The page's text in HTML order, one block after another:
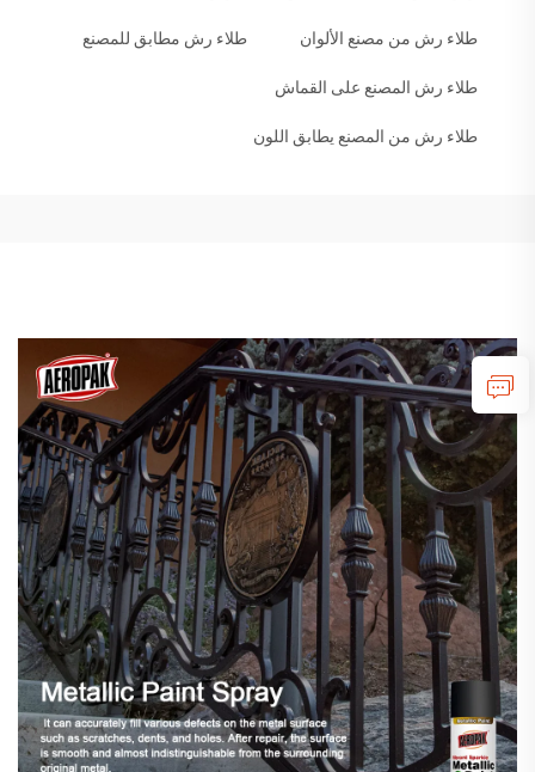
طلاء رش من مصنع الألوان طلاء رش مطابق للمصنع
طلاء رش المصنع على القماش
طلاء رش من المصنع يطابق اللون